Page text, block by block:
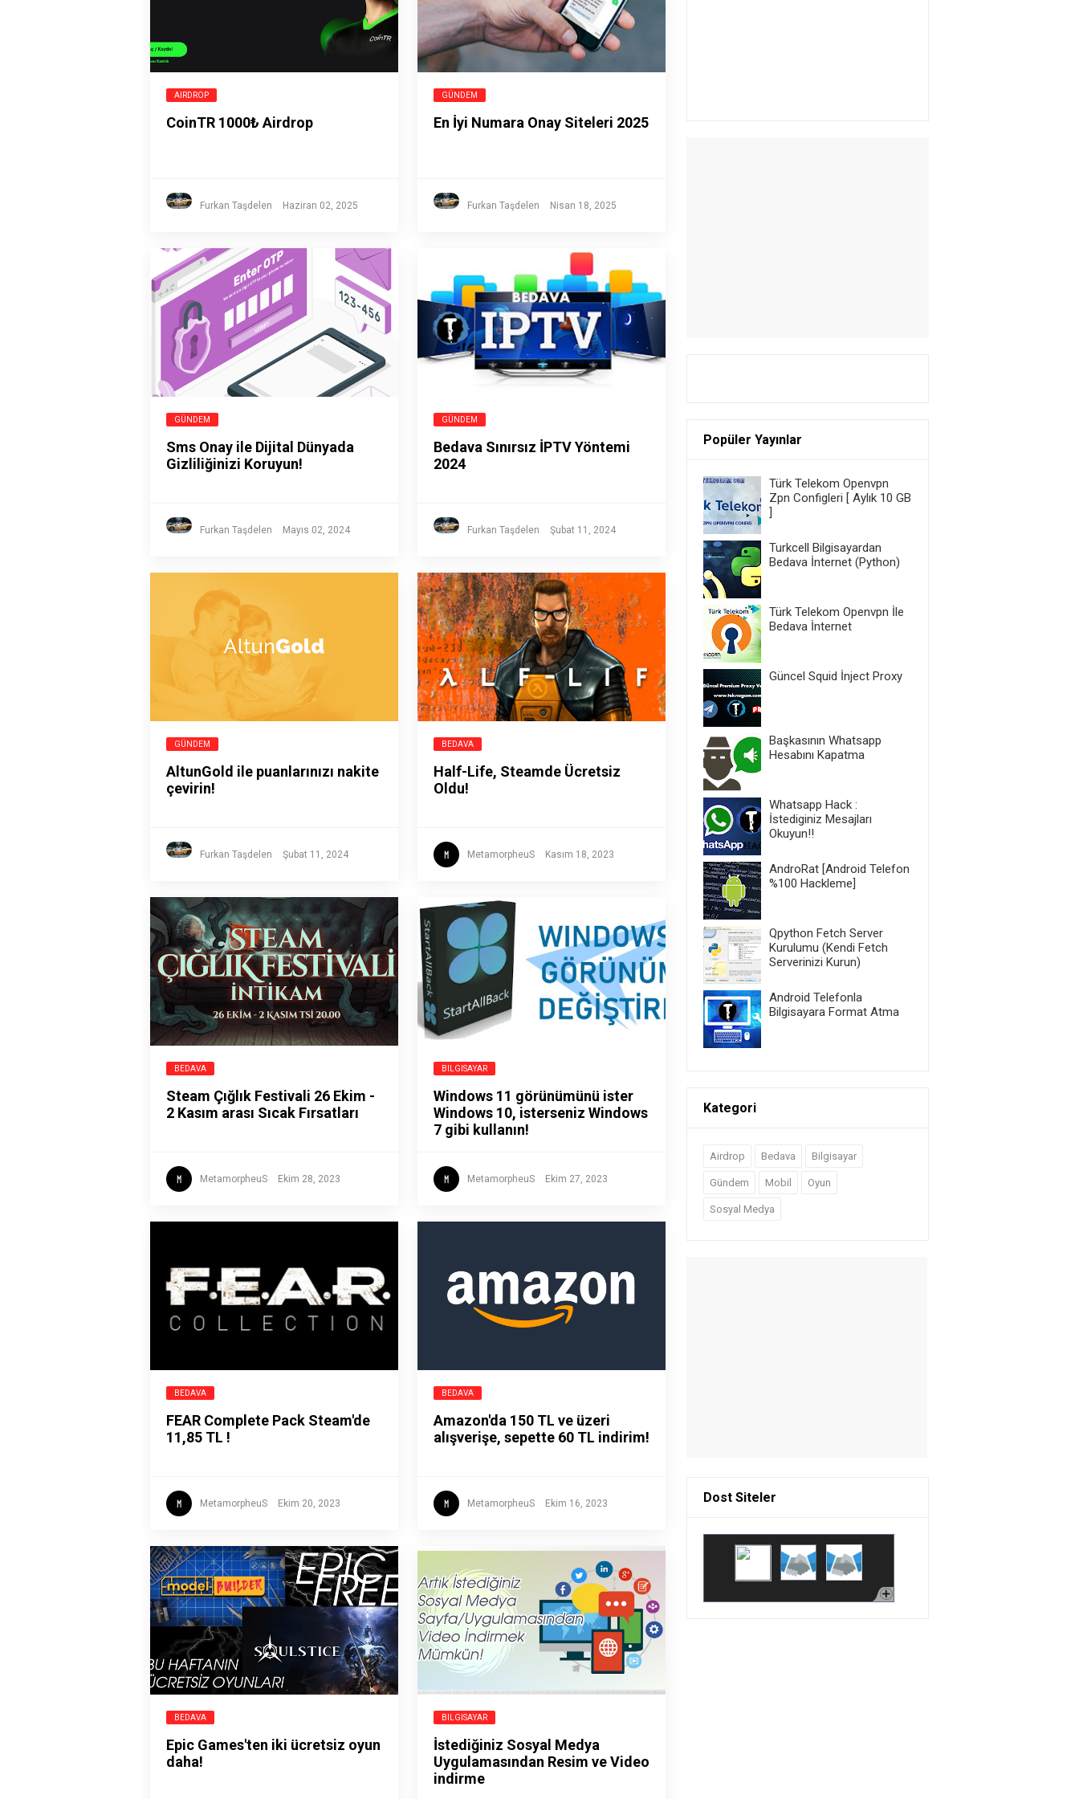
AIRDROP
CoinTR 1000₺ Airdrop
Furkan Taşdelen Haziran 02, 2025
GÜNDEM
En İyi Numara Onay Siteleri 2025
Furkan Taşdelen Nisan 18, 2025
GÜNDEM
Sms Onay ile Dijital Dünyada
Gizliliğinizi Koruyun!
Furkan Taşdelen Mayıs 02, 2024
GÜNDEM
Bedava Sınırsız İPTV Yöntemi
2024
Furkan Taşdelen Şubat 11, 2024
GÜNDEM
AltunGold ile puanlarınızı nakite
çevirin!
Furkan Taşdelen Şubat 11, 2024
BEDAVA
Half-Life, Steamde Ücretsiz
Oldu!
MetamorpheuS Kasım 18, 2023
BEDAVA
Steam Çığlık Festivali 26 Ekim -
2 Kasım arası Sıcak Fırsatları
MetamorpheuS Ekim 28, 2023
BILGISAYAR
Windows 11 görünümünü ister
Windows 10, isterseniz Windows
7 gibi kullanın!
MetamorpheuS Ekim 27, 2023
BEDAVA
FEAR Complete Pack Steam'de
11,85 TL !
MetamorpheuS Ekim 20, 2023
BEDAVA
Amazon'da 150 TL ve üzeri
alışverişe, sepette 60 TL indirim!
MetamorpheuS Ekim 16, 2023
BEDAVA
Epic Games'ten iki ücretsiz oyun
daha!
BILGISAYAR
İstediğiniz Sosyal Medya
Uygulamasından Resim ve Video
indirme
Popüler Yayınlar
Türk Telekom Openvpn
Zpn Configleri [ Aylık 10 GB
]
Turkcell Bilgisayardan
Bedava İnternet (Python)
Türk Telekom Openvpn İle
Bedava İnternet
Güncel Squid İnject Proxy
Başkasının Whatsapp
Hesabını Kapatma
Whatsapp Hack :
İstediginiz Mesajları
Okuyun!!
AndroRat [Android Telefon
%100 Hackleme]
Qpython Fetch Server
Kurulumu (Kendi Fetch
Serverinizi Kurun)
Android Telefonla
Bilgisayara Format Atma
Kategori
Airdrop Bedava Bilgisayar
Gündem Mobil Oyun
Sosyal Medya
Dost Siteler